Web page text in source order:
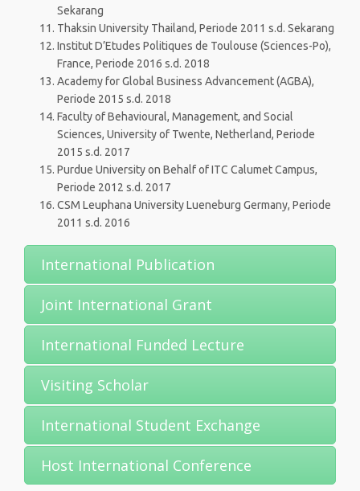
Sekarang
Thaksin University Thailand, Periode 2011 s.d. Sekarang
Institut D’Etudes Politiques de Toulouse (Sciences-Po),
France, Periode 2016 s.d. 2018
Academy for Global Business Advancement (AGBA),
Periode 2015 s.d. 2018
Faculty of Behavioural, Management, and Social
Sciences, University of Twente, Netherland, Periode
2015 s.d. 2017
Purdue University on Behalf of ITC Calumet Campus,
Periode 2012 s.d. 2017
CSM Leuphana University Lueneburg Germany, Periode
2011 s.d. 2016
International Publication
Joint International Grant
International Funded Lecture
Visiting Scholar
International Student Exchange
Host International Conference